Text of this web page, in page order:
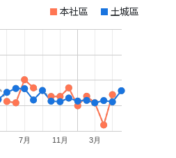
本社區 土城區
7月 11月 3月